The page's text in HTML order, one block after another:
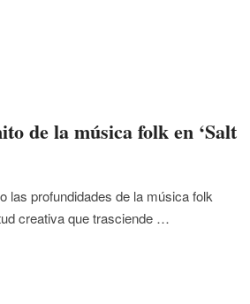
de la música folk en ‘Salt
las profundidades de la música folk
creativa que trasciende …